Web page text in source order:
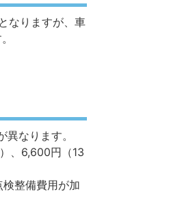
なりますが、車
なります。
、6,600円（13
整備費用が加